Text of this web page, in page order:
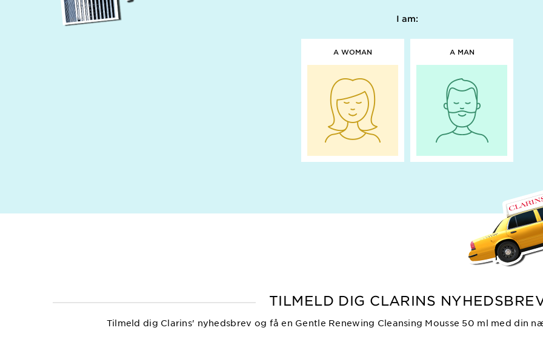
I am:
A WOMAN A MAN
TILMELD DIG CLARINS
Tilmeld dig Clarins' nyhedsbrev og få en Gentle Renewing Cleansing Mousse 50 ml med din